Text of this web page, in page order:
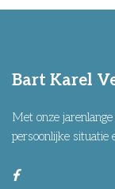
Bart Karel
Met onze
persoonlijke situatie